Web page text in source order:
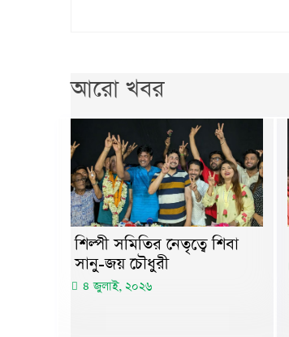
আরো খবর
শিল্পী সমিতির নেতৃত্বে শিবা
সানু-জয় চৌধুরী
৪ জুলাই, ২০২৬